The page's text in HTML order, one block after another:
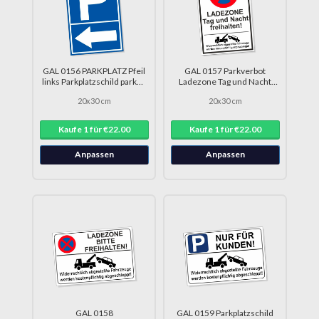
GAL 0156 PARKPLATZ Pfeil
links Parkplatzschild parken
20x30 cm
Kaufe 1 für €22.00
Anpassen
GAL 0157 Parkverbot
Ladezone Tag und Nacht
20x30 cm
Kaufe 1 für €22.00
Anpassen
GAL 0158
GAL 0159 Parkplatzschild